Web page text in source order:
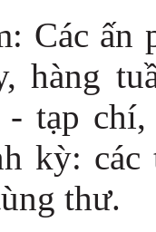
Các ấn
hàng
- tạp
kỳ:
thư.